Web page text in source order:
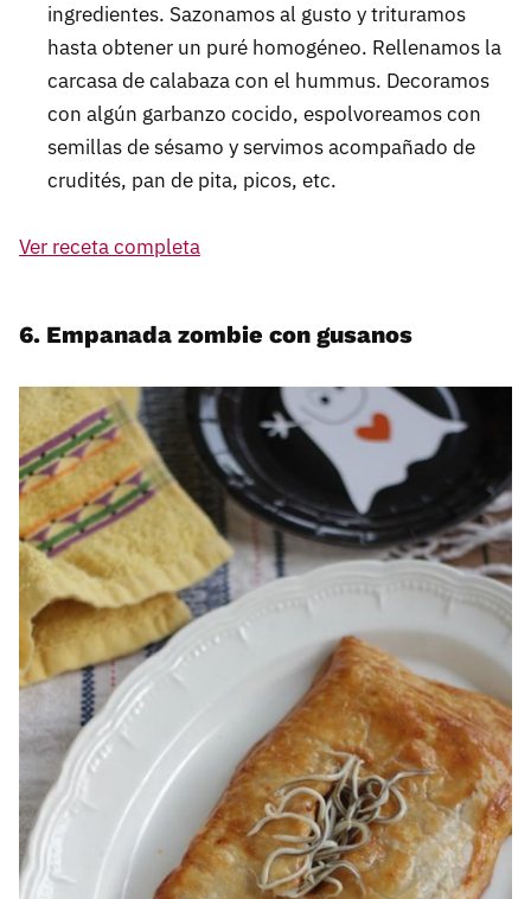
ingredientes. Sazonamos al gusto y trituramos
hasta obtener un puré homogéneo. Rellenamos la
carcasa de calabaza con el hummus. Decoramos
con algún garbanzo cocido, espolvoreamos con
semillas de sésamo y servimos acompañado de
crudités, pan de pita, picos, etc.
Ver receta completa
6. Empanada zombie con gusanos